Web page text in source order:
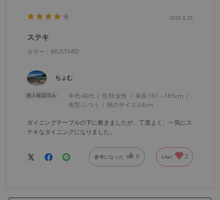
2025.6.25
ステキ
カラー：MUSTARD
ちょむ
購入確認済み 年代:40代 性別:女性 身長:161～165cm
体型:ふつう 靴のサイズ:24cm
ダイニングテーブルの下に敷きましたが、丁度よく、一気にス
テキなダイニングになりました。
参考になった 0 Like! 2